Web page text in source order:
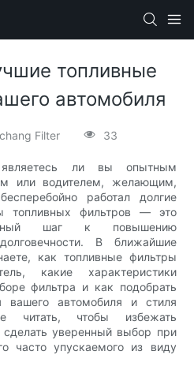
топливные
автомобиля
Filter 33
ли вы опытным
или водителем, желающим,
работал долгие
топливных фильтров — это
шаг к повышению
В ближайшие
как топливные фильтры
какие характеристики
фильтра и как подобрать
вашего автомобиля и стиля
читать, чтобы избежать
уверенный выбор при
часто упускаемого из виду